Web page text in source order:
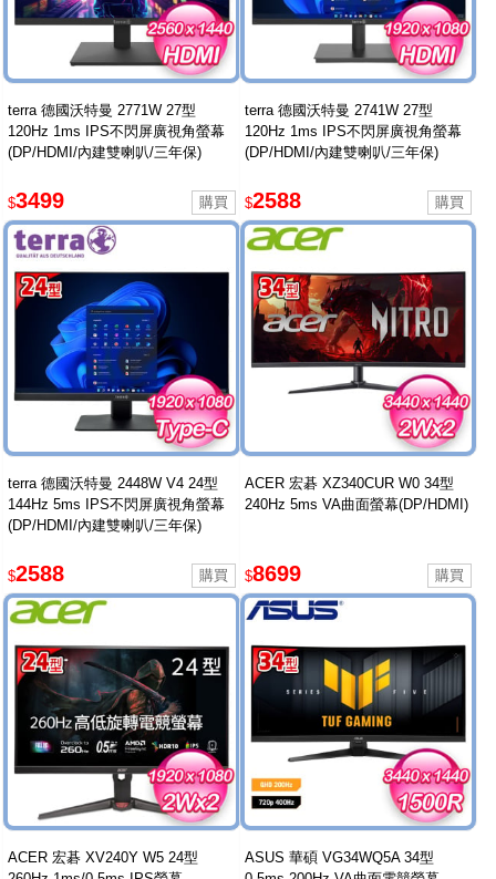
terra 德國沃特曼 2771W 27型
120Hz 1ms IPS不閃屏廣視角螢幕
(DP/HDMI/內建雙喇叭/三年保)
$3499
terra 德國沃特曼 2741W 27型
120Hz 1ms IPS不閃屏廣視角螢幕
(DP/HDMI/內建雙喇叭/三年保)
$2588
terra 德國沃特曼 2448W V4 24型
144Hz 5ms IPS不閃屏廣視角螢幕
(DP/HDMI/內建雙喇叭/三年保)
$2588
ACER 宏碁 XZ340CUR W0 34型
240Hz 5ms VA曲面螢幕(DP/HDMI)
$8699
ACER 宏碁 XV240Y W5 24型
ASUS 華碩 VG34WQ5A 34型